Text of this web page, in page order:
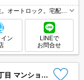
オートロック。宅配ボ
洗面化粧台付き。清掃
ン
LINEで
お問合せ
ンション 4階